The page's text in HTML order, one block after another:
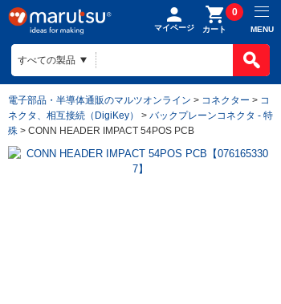
マイページ カート
0
MENU
電子部品・半導体通販のマルツオンライン > コネクター > コ
ネクタ、相互接続（DigiKey）
> バックプレーンコネクタ - 特
殊 > CONN HEADER IMPACT 54POS PCB